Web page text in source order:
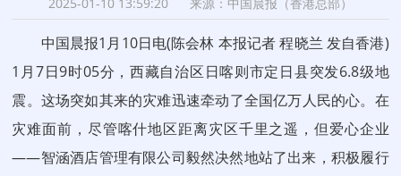
中国晨报1月10日电(陈会林 本报记者 程晓兰 发自香港)
1月7日9时05分，西藏自治区日喀则市定日县突发6.8级地
震。这场突如其来的灾难迅速牵动了全国亿万人民的心。在
灾难面前，尽管喀什地区距离灾区千里之遥，但爱心企业
——智涵酒店管理有限公司毅然决然地站了出来，积极履行